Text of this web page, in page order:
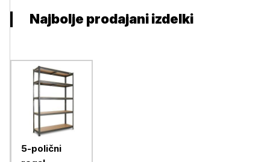
Najbolje prodajani izdelki
5-polični